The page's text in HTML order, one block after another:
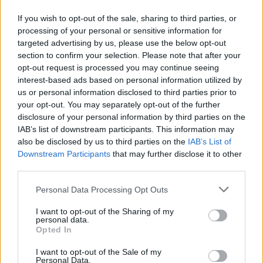
If you wish to opt-out of the sale, sharing to third parties, or
processing of your personal or sensitive information for
targeted advertising by us, please use the below opt-out
section to confirm your selection. Please note that after your
opt-out request is processed you may continue seeing
interest-based ads based on personal information utilized by
us or personal information disclosed to third parties prior to
your opt-out. You may separately opt-out of the further
disclosure of your personal information by third parties on the
IAB’s list of downstream participants. This information may
also be disclosed by us to third parties on the IAB’s List of
Downstream Participants that may further disclose it to other
Personal Data Processing Opt Outs
I want to opt-out of the Sharing of my
personal data.
Opted In
I want to opt-out of the Sale of my
Personal Data.
bohaterem, pokazującym, że można dokonać
niemożliwego. Był także wystarczająco
sprytny i inteligentny, by oszukać strażników
i zbiec w trakcie ich warty. Jednak nawet to
nie wystarczyło, by samodzielnie pokonać
okrutny system, który panował nie tylko w
łagrze, ale też poza nim.
Czy szczególne okoliczności mogą
usprawiedliwić postępowanie
sprzeczne z podstawowymi zasadami
etyki? Rozważ problem i uzasadnij